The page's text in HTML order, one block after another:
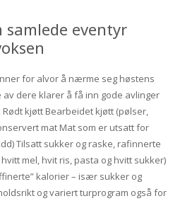
eventyr
for alvor å nærme seg høstens
dere klarer å få inn gode avlinger
kjøtt Bearbeidet kjøtt (pølser,
mat Mat som er utsatt for
Tilsatt sukker og raske, rafinnerte
mel, hvit ris, pasta og hvitt sukker)
kalorier – især sukker og
og variert turprogram også for